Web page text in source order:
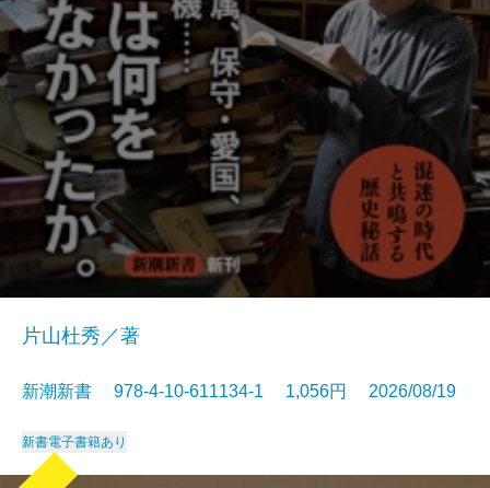
片山杜秀／著
新潮新書 978-4-10-611134-1 1,056円 2026/08/19
新書電子書籍あり